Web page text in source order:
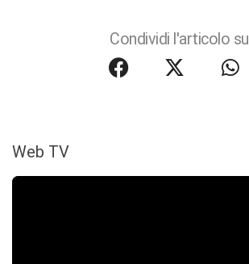
Condividi l'articolo
Web TV